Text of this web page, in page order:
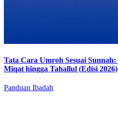
Tata Cara Umroh Sesuai
Miqat hingga Tahallul (Edisi 2026)
Panduan Ibadah